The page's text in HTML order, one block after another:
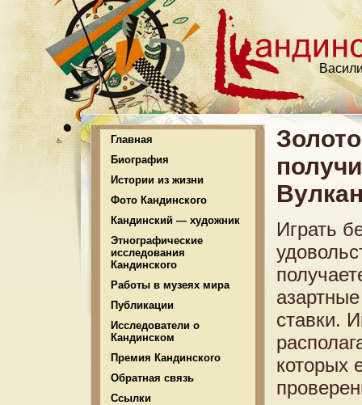
Главная
Биография
Истории из жизни
Фото Кандинского
Кандинский — художник
Этнографические
исследования
Кандинского
Работы в музеях мира
Публикации
Исследователи о
Кандинском
Премия Кандинского
Обратная связь
Ссылки
Играть
ставки.
которых